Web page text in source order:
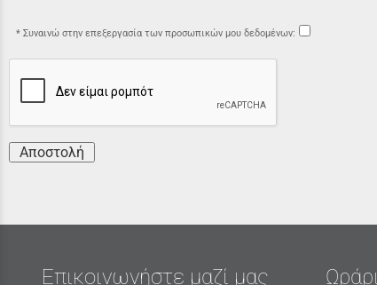
Συναινώ στην επεξεργασία των προσωπικών μου δεδομένων:
Αποστολή
Επικοινωνήστε μαζί μας